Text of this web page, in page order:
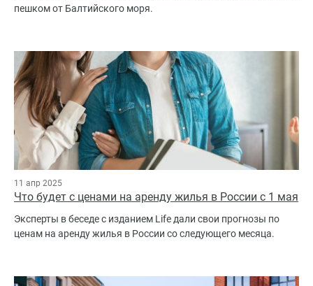
пешком от Балтийского моря.
11 апр 2025
Что будет с ценами на аренду жилья в России с 1 мая
Эксперты в беседе с изданием Life дали свои прогнозы по
ценам на аренду жилья в России со следующего месяца.